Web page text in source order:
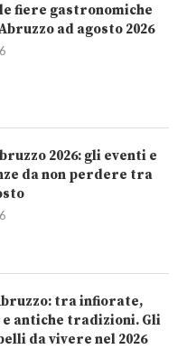
fiere gastronomiche
ad agosto 2026
2026: gli eventi e
da non perdere tra
tra infiorate,
e antiche tradizioni. Gli
da vivere nel 2026